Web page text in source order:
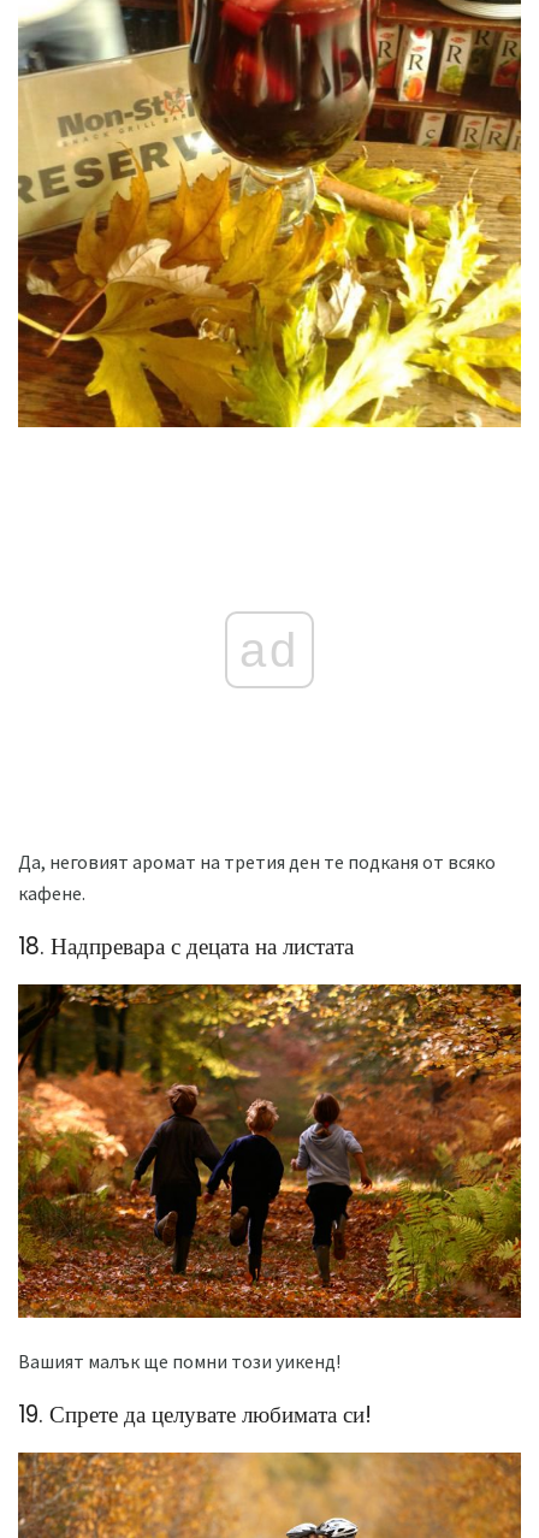
ad
Да, неговият аромат на третия ден те подканя от всяко
кафене.
18. Надпревара с децата на листата
Вашият малък ще помни този уикенд!
19. Спрете да целувате любимата си!